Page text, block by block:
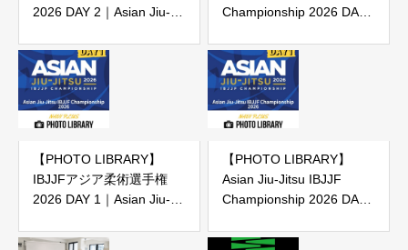
2026 DAY 2｜Asian Jiu-
2026 DAY 2（IBJJF主催大
会）
Championship 2026 DAY
【PHOTO LIBRARY】
IBJJFアジア柔術選手権
2026 DAY 1｜Asian Jiu-
2026 DAY 1（IBJJF主催大
【PHOTO LIBRARY】
Asian Jiu-Jitsu IBJJF
Championship 2026 DAY